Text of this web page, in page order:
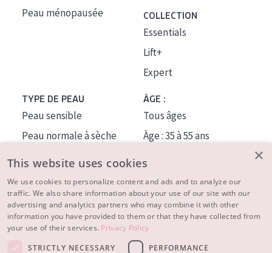
Peau ménopausée
COLLECTION
Essentials
Lift+
Expert
TYPE DE PEAU
Peau sensible
Peau normale à sèche
Peau mixte ou grasse
Peau mature
Peau ménopausée
ÂGE :
Tous âges
Âge : 35 à 55 ans
À PROPOS
CONSEILS BEAUTÉ
×
This website uses cookies
We use cookies to personalize content and ads and to analyze our
traffic. We also share information about your use of our site with our
advertising and analytics partners who may combine it with other
information you have provided to them or that they have collected from
your use of their services. Privacy Policy
STRICTLY NECESSARY
PERFORMANCE